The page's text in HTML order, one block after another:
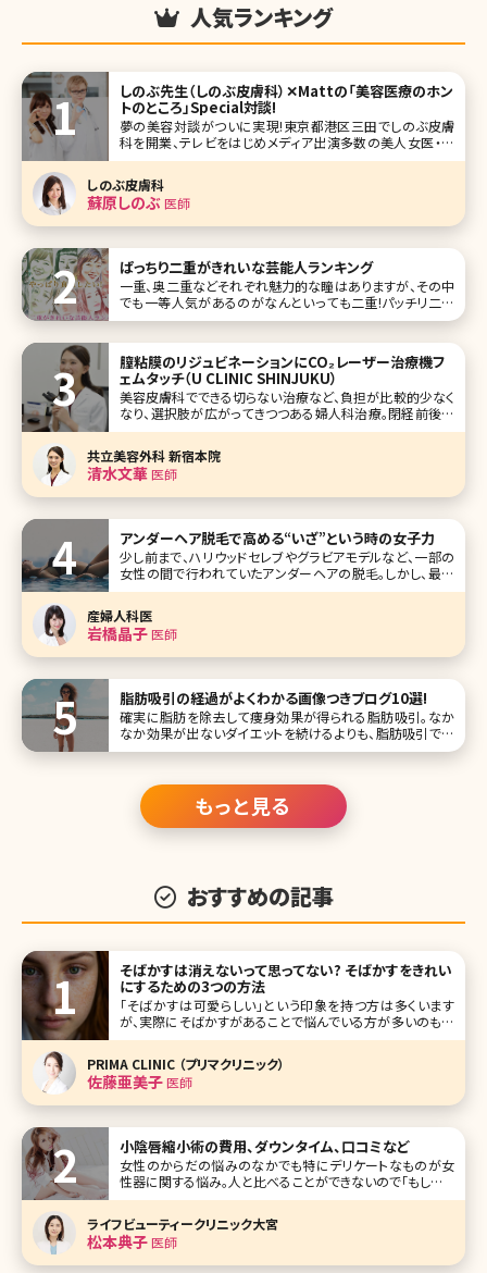
人気ランキング
しのぶ先生（しのぶ皮膚科）✕Mattの「美容医療のホン
トのところ」Special対談!
夢の美容対談がついに実現!東京都港区三田でしのぶ皮膚
科を開業、テレビをはじめメディア出演多数の美人女医・蘇
原しのぶ先生と『踊る！さんま御殿!!』『行列のできる法律の相
談所』などの出演で話題、モデル・アーティストのMatt氏が美
容について縦横無尽に語り尽くします! ブレイク前からしのぶ
皮膚科で
しのぶ皮膚科
蘇原しのぶ医師
ぱっちり二重がきれいな芸能人ランキング
一重、奥二重などそれぞれ魅力的な瞳はありますが、その中
でも一等人気があるのがなんといっても二重!パッチリ二重
に憧れて、アイメイクをしたことがある人もいるのではないで
な芸能人をランキングTOP10にしてまとめています。 第1位
橋本環
膣粘膜のリジュビネーションにCO₂レーザー治療機フ
ェムタッチ（U CLINIC SHINJUKU）
美容皮膚科でできる切らない治療など、負担が比較的少なく
なり、選択肢が広がってきつつある婦人科治療。閉経前後の
女性、産後の女性、ホルモンバランスを崩した若い女性のデリ
ケートゾーンの悩みを解消するレーザー治療機の「フェムタ
ッチ」について、U CLINIC SHINJUKU（ユークリニック新宿）の
日原文華
共立美容外科 新宿本院
清水文華医師
アンダーヘア脱毛で高める“いざ”という時の女子力
少し前まで、ハリウッドセレブやグラビアモデルなど、一部の
女性の間で行われていたアンダーヘアの脱毛。しかし、最近
では一般の女性の間でもVIO脱毛と呼ばれるデリケートゾー
ンを含めたアンダーヘアの脱毛を考える人が増えています。
実際に施術を受けた人からは「快適すぎる!」という声も。ここ
でもはや女性の新しい常
産婦人科医
岩橋晶子医師
脂肪吸引の経過がよくわかる画像つきブログ10選!
確実に脂肪を除去して痩身効果が得られる脂肪吸引。なか
なか効果が出ないダイエットを続けるよりも、脂肪吸引で手
っ取り早く痩せたいけど、なかなか手術を受ける勇気が出な
らカニューレを通し、脂肪を吸引して部分痩身やボティライン
を整える外科手術です。
もっと見る
おすすめの記事
そばかすは消えないって思ってない? そばかすをきれい
にするための3つの方法
「そばかすは可愛らしい」という印象を持つ方は多くいます
が、実際にそばかすがあることで悩んでいる方が多いのも事
実。「小さい頃はそばかすって言えたけど、大人になったらた
だのシミって思われる」、そんな友達の発言を聞くこともしば
しばあります。でも現代の美容医療ならそばかすだってきれ
いに治療することが可能なの
PRIMA CLINIC （プリマクリニック）
佐藤亜美子医師
小陰唇縮小術の費用、ダウンタイム、口コミなど
女性のからだの悩みのなかでも特にデリケートなものが女
性器に関する悩み。人と比べることができないので「もしかし
たらみんなと違うのかな?」という不安を抱えている人が意外
に多いのです。なかでも小陰唇（しょういんしん）の肥大や左
右差などは意外と多い悩み。ここでは気になるけれど、なか
なか人に聞けない「小陰唇縮
ライフビューティークリニック大宮
松本典子医師